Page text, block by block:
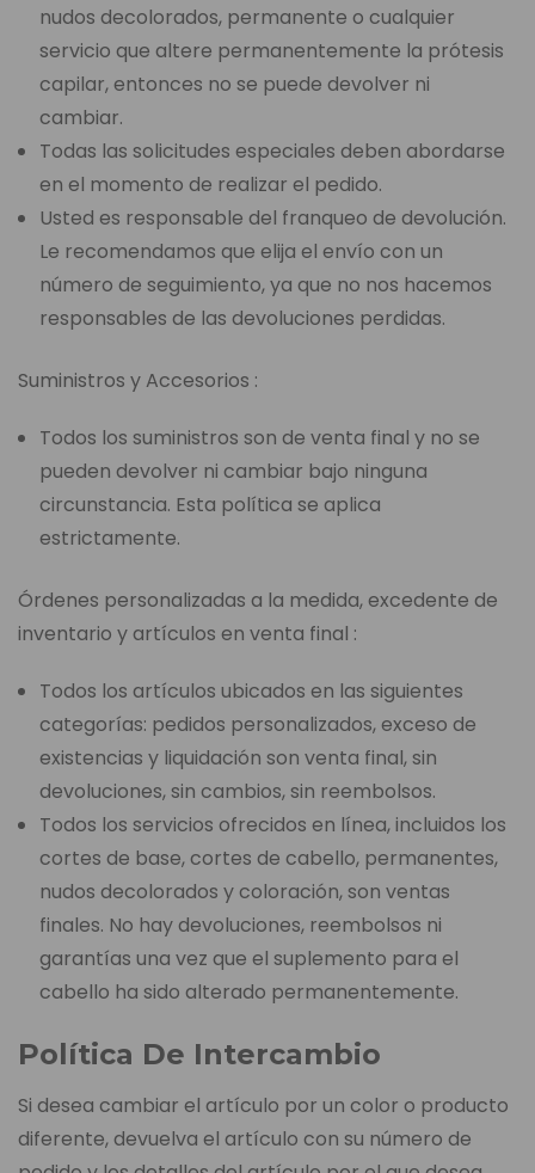
nudos decolorados, permanente o cualquier
servicio que altere permanentemente la prótesis
capilar, entonces no se puede devolver ni
cambiar.
Todas las solicitudes especiales deben abordarse
en el momento de realizar el pedido.
Usted es responsable del franqueo de devolución.
Le recomendamos que elija el envío con un
número de seguimiento, ya que no nos hacemos
responsables de las devoluciones perdidas.
Suministros y Accesorios :
Todos los suministros son de venta final y no se
pueden devolver ni cambiar bajo ninguna
circunstancia. Esta política se aplica
estrictamente.
Órdenes personalizadas a la medida, excedente de
inventario y artículos en venta final :
Todos los artículos ubicados en las siguientes
categorías: pedidos personalizados, exceso de
existencias y liquidación son venta final, sin
devoluciones, sin cambios, sin reembolsos.
Todos los servicios ofrecidos en línea, incluidos los
cortes de base, cortes de cabello, permanentes,
nudos decolorados y coloración, son ventas
finales. No hay devoluciones, reembolsos ni
garantías una vez que el suplemento para el
cabello ha sido alterado permanentemente.
Política De Intercambio
Si desea cambiar el artículo por un color o producto
diferente, devuelva el artículo con su número de